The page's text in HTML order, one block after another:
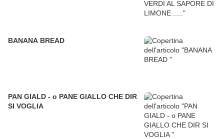
BANANA BREAD
PAN GIALD - o PANE GIALLO CHE DIR
SI VOGLIA